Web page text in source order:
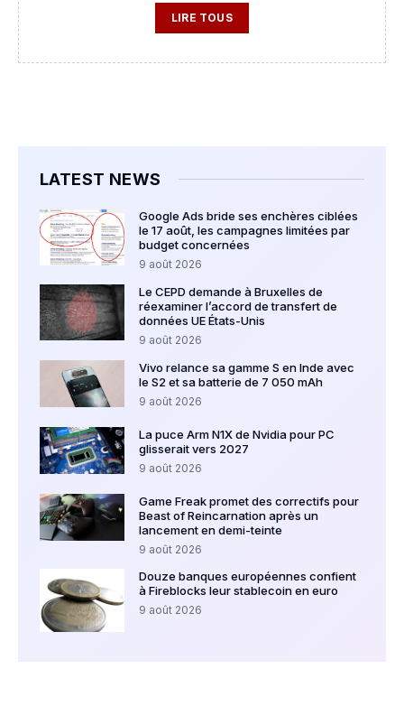
LIRE TOUS
LATEST NEWS
Google Ads bride ses enchères ciblées
le 17 août, les campagnes limitées par
budget concernées
9 août 2026
Le CEPD demande à Bruxelles de
réexaminer l’accord de transfert de
données UE États-Unis
9 août 2026
Vivo relance sa gamme S en Inde avec
le S2 et sa batterie de 7 050 mAh
9 août 2026
La puce Arm N1X de Nvidia pour PC
glisserait vers 2027
9 août 2026
Game Freak promet des correctifs pour
Beast of Reincarnation après un
lancement en demi-teinte
9 août 2026
Douze banques européennes confient
à Fireblocks leur stablecoin en euro
9 août 2026